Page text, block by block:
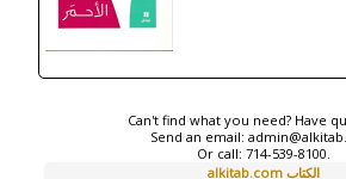
Can't find what you need? Have
Send an email:
Or call: 714-539-8100.
alkitab.com الكتاب